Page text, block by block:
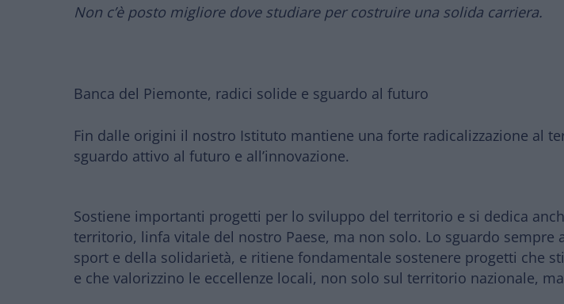
Non c’è posto migliore dove studiare per costruire una solida carriera.
Banca del Piemonte, radici solide e sguardo al futuro
Fin dalle origini il nostro Istituto mantiene una forte radicalizzazione al
sguardo attivo al futuro e all’innovazione.
Sostiene importanti progetti per lo sviluppo del territorio e si dedica
territorio, linfa vitale del nostro Paese, ma non solo. Lo sguardo sempre
sport e della solidarietà, e ritiene fondamentale sostenere progetti che
e che valorizzino le eccellenze locali, non solo sul territorio nazionale,